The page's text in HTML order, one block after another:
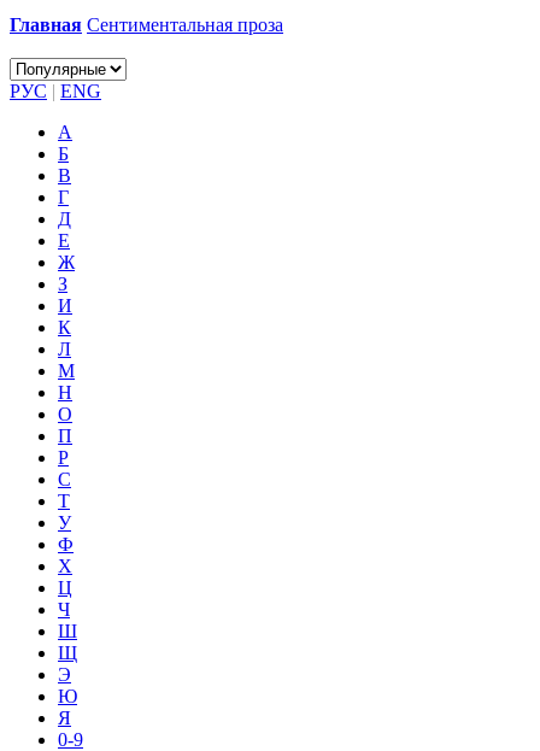
Главная Сентиментальная проза
РУС | ENG
А
Б
В
Г
Д
Е
Ж
З
И
К
Л
М
Н
О
П
Р
С
Т
У
Ф
Х
Ц
Ч
Ш
Щ
Э
Ю
Я
0-9